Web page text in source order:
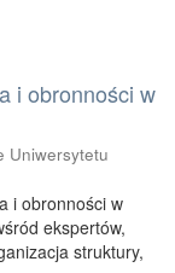
i obronności w
Uniwersytetu
i obronności w
ekspertów,
struktury,